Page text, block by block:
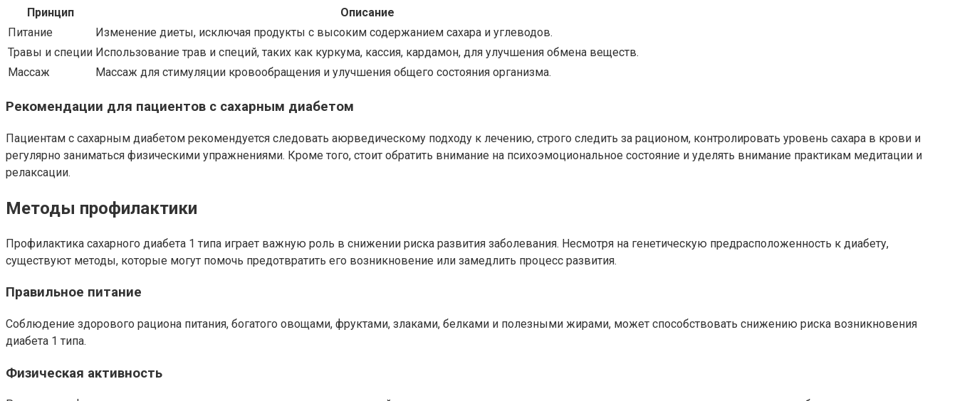
Принцип
Описание
Питание
Изменение диеты, исключая продукты с высоким содержанием сахара и углеводов.
Травы и специи Использование трав и специй, таких как куркума, кассия, кардамон, для улучшения обмена веществ.
Массаж
Массаж для стимуляции кровообращения и улучшения общего состояния организма.
Рекомендации для пациентов с сахарным диабетом
Пациентам с сахарным диабетом рекомендуется следовать аюрведическому подходу к лечению, строго следить за рационом, контролировать уровень сахара в крови и
регулярно заниматься физическими упражнениями. Кроме того, стоит обратить внимание на психоэмоциональное состояние и уделять внимание практикам медитации и
релаксации.
Методы профилактики
Профилактика сахарного диабета 1 типа играет важную роль в снижении риска развития заболевания. Несмотря на генетическую предрасположенность к диабету,
существуют методы, которые могут помочь предотвратить его возникновение или замедлить процесс развития.
Правильное питание
Соблюдение здорового рациона питания, богатого овощами, фруктами, злаками, белками и полезными жирами, может способствовать снижению риска возникновения
диабета 1 типа.
Физическая активность